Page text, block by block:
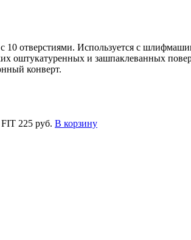
отверстиями. Используется с
и зашпаклеванных
конверт.
FIT 225 руб. В корзину